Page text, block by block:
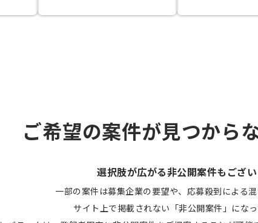
ご希望の案件が見つから
選択肢が広がる非公開案件もござい
一部の案件は募集企業の要望や、応募殺到による混
サイト上で掲載されない「非公開案件」になっ